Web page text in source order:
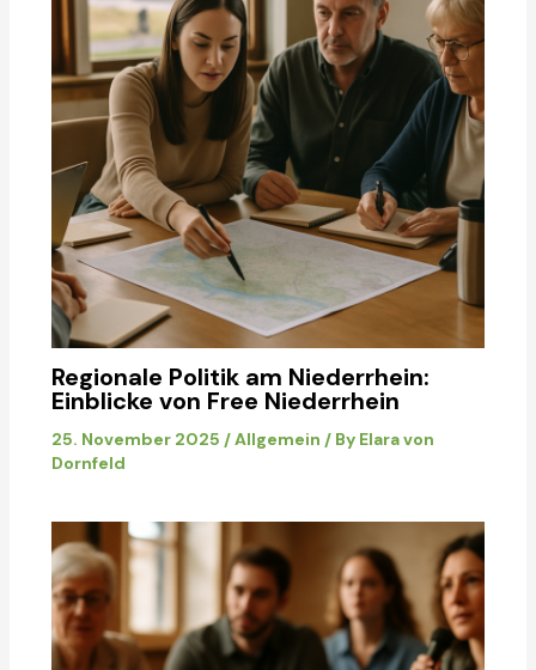
Regionale Politik am Niederrhein:
Einblicke von Free Niederrhein
25. November 2025 /Allgemein / By Elara von
Dornfeld